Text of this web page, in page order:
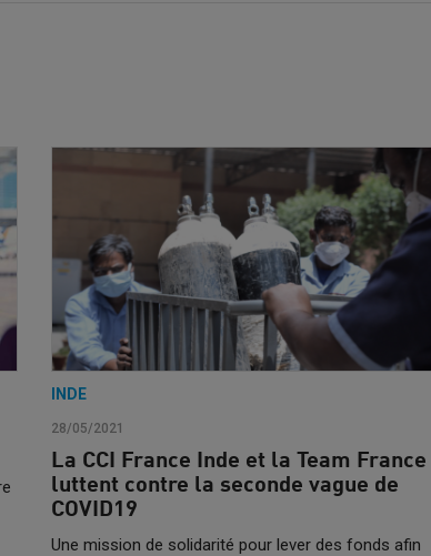
INDE
28/05/2021
La CCI France Inde et la Team France
luttent contre la seconde vague de
COVID19
Une mission de solidarité pour lever des fonds afin